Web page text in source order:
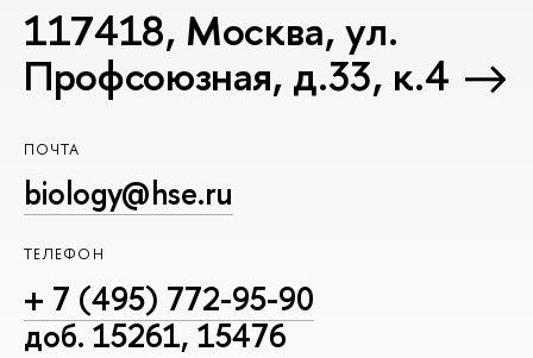
117418, Москва, ул.
Профсоюзная, д.33, к.4
ПОЧТА
biology@hse.ru
ТЕЛЕФОН
+ 7 (495) 772-95-90
доб. 15261, 15476